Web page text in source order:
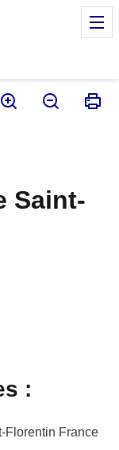
Saint-
fenêtre
In - nouvelle
email - nouvelle
:
Florentin France